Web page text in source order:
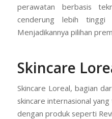
perawatan berbasis
cenderung lebih tinggi
Menjadikannya pilihan
Skincare
Skincare Loreal, bagian
skincare internasional
dengan produk seperti